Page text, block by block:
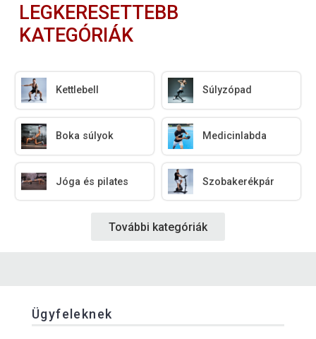
LEGKERESETTEBB
KATEGÓRIÁK
Kettlebell Súlyzópad
Boka súlyok Medicinlabda
Jóga és pilates Szobakerékpár
További kategóriák
Ügyfeleknek